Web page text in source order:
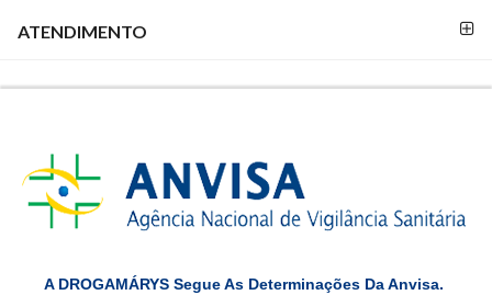
ATENDIMENTO
A DROGAMÁRYS Segue As Determinações Da Anvisa.